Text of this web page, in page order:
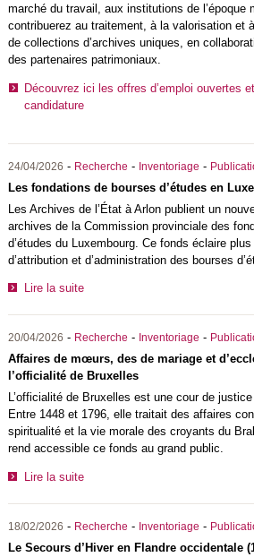
marché du travail, aux institutions de l’époque
contribuerez au traitement, à la valorisation et
de collections d’archives uniques, en
des partenaires patrimoniaux.
Découvrez ici les offres d’emploi ouvertes
candidature
24/04/2026 - Recherche - Inventoriage -
Les fondations de bourses d’études en
Les Archives de l’État à Arlon publient un
archives de la Commission provinciale des
d’études du Luxembourg. Ce fonds éclaire plus
d’attribution et d’administration des bourses
Lire la suite
20/04/2026 - Recherche - Inventoriage -
Affaires de mœurs, des de mariage et
l’officialité de Bruxelles
L’officialité de Bruxelles est une cour de
Entre 1448 et 1796, elle traitait des affaires
spiritualité et la vie morale des croyants du
rend accessible ce fonds au grand public.
Lire la suite
18/02/2026 - Recherche - Inventoriage -
Le Secours d’Hiver en Flandre occidentale